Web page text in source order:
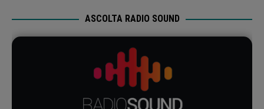
ASCOLTA RADIO SOUND